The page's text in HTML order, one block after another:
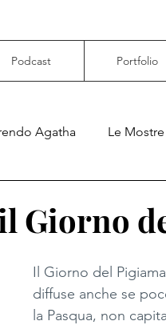
Podcast Portfolio
Agatha Le
Giorno
Il Giorno del
diffuse anche se
la Pasqua, non